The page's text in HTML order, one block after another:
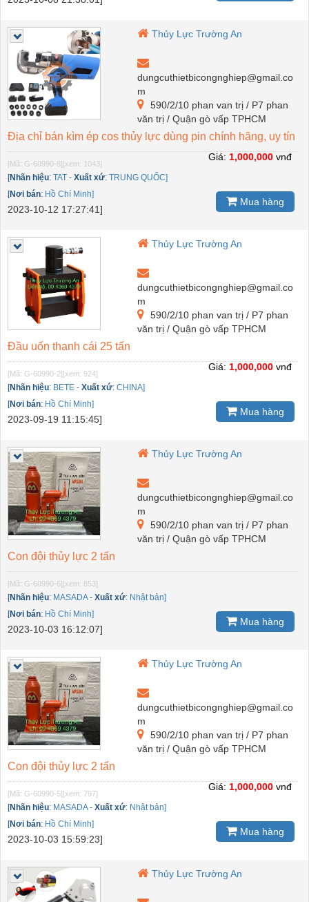
Thủy Lực Trường An
dungcuthietbicongnghiep@gmail.co
m
590/2/10 phan van trị / P7 phan
văn trị / Quận gò vấp TPHCM
Địa chỉ bán kìm ép cos thủy lực dùng pin chính hãng, uy tín
[Mã: G-60990-8][xem: 1043]
[Nhãn hiệu: TAT - Xuất xứ: TRUNG QUỐC]
[Nơi bán: Hồ Chí Minh]
2023-10-12 17:27:41]
Giá: 1,000,000 vnđ
Mua hàng
Thủy Lực Trường An
dungcuthietbicongnghiep@gmail.co
m
590/2/10 phan van trị / P7 phan
văn trị / Quận gò vấp TPHCM
Đầu uốn thanh cái 25 tấn
[Mã: G-60990-2][xem: 924]
[Nhãn hiệu: BETE - Xuất xứ: CHINA]
[Nơi bán: Hồ Chí Minh]
2023-09-19 11:15:45]
Giá: 1,000,000 vnđ
Mua hàng
Thủy Lực Trường An
dungcuthietbicongnghiep@gmail.co
m
590/2/10 phan van trị / P7 phan
văn trị / Quận gò vấp TPHCM
Con đội thủy lực 2 tấn
[Mã: G-60990-6][xem: 853]
[Nhãn hiệu: MASADA- Xuất xứ: Nhật bản]
[Nơi bán: Hồ Chí Minh]
2023-10-03 16:12:07]
Mua hàng
Thủy Lực Trường An
dungcuthietbicongnghiep@gmail.co
m
590/2/10 phan van trị / P7 phan
văn trị / Quận gò vấp TPHCM
Con đội thủy lực 2 tấn
[Mã: G-60990-5][xem: 797]
[Nhãn hiệu: MASADA- Xuất xứ: Nhật bản]
[Nơi bán: Hồ Chí Minh]
2023-10-03 15:59:23]
Giá: 1,000,000 vnđ
Mua hàng
Thủy Lực Trường An